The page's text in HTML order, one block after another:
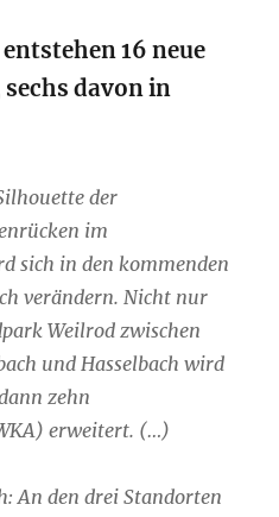
16 neue
davon in
der
im
sich in den kommenden
verändern. Nicht nur
Weilrod zwischen
und Hasselbach wird
zehn
erweitert. (…)
An den drei Standorten